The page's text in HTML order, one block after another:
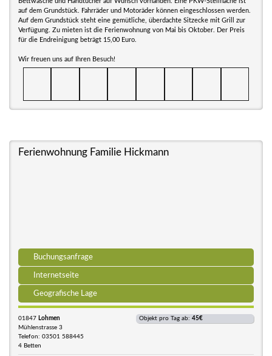
auf dem Grundstück. Fahrräder und Motoräder können eingeschlossen werden.
Auf dem Grundstück steht eine gemütliche, überdachte Sitzecke mit Grill zur
Verfügung. Zu mieten ist die Ferienwohnung von Mai bis Oktober. Der Preis
für die Endreinigung beträgt 15,00 Euro.
Wir freuen uns auf Ihren Besuch!
Ferienwohnung Familie Hickmann
Buchungsanfrage
Internetseite
Geografische Lage
01847 Lohmen
Mühlenstrasse 3
Telefon: 03501 588445
4 Betten
Objekt pro Tag ab: 45€